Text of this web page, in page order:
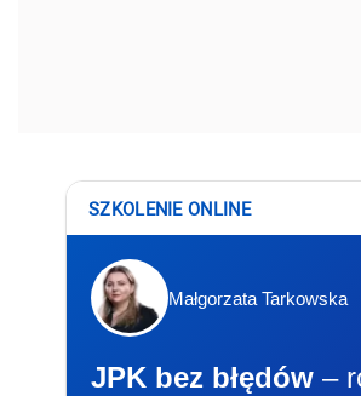
SZKOLENIE ONLINE
Małgorzata Tarkowska
JPK bez błędów –